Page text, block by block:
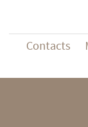
Contacts